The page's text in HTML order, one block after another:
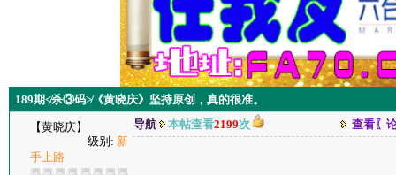
189期≮杀③码≯《黄晓庆》坚持原创，真的很准。
【黄晓庆】
级别: 新
手上路
导航 本帖查看2199次 查看〖